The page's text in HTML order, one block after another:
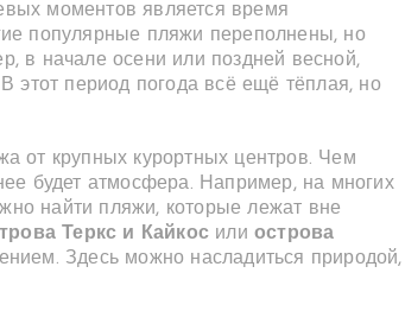
моментов является время
популярные пляжи переполнены, но
в начале осени или поздней весной,
В этот период погода всё ещё тёплая, но
от крупных курортных центров. Чем
будет атмосфера. Например, на многих
найти пляжи, которые лежат вне
Теркс и Кайкос илиострова
Здесь можно насладиться природой,